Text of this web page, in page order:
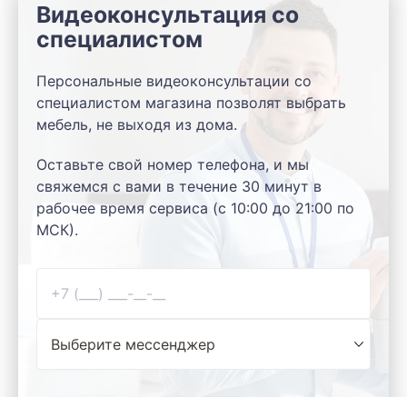
Видеоконсультация со
специалистом
Персональные видеоконсультации со
специалистом магазина позволят выбрать
мебель, не выходя из дома.
Оставьте свой номер телефона, и мы
свяжемся с вами в течение 30 минут в
рабочее время сервиса (с 10:00 до 21:00 по
МСК).